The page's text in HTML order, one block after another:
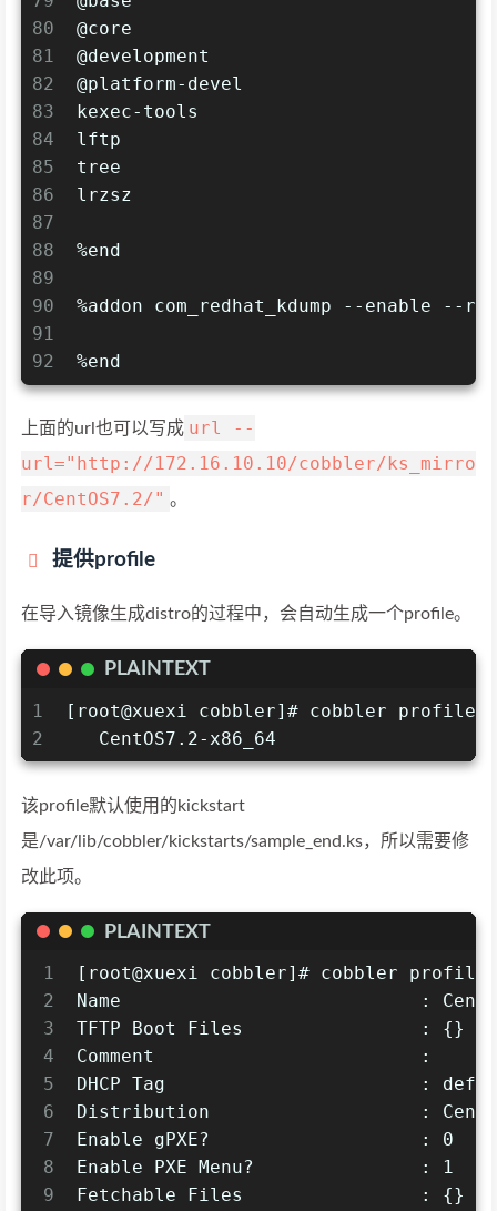
80
81
82
83
84
85
86
87
88
89
90
91
92
@core
@development
@platform-devel
kexec-tools
lftp
tree
lrzsz
%end
%addon com_redhat_kdump --enable --
%end
上面的url也可以写成 url --
url="http://172.16.10.10/cobbler/ks_mirro
r/CentOS7.2/" 。
提供profile
在导入镜像生成distro的过程中，会自动生成一个profile。
PLAINTEXT
1
2
[root@xuexi cobbler]# cobbler profile
   CentOS7.2-x86_64
该profile默认使用的kickstart
是/var/lib/cobbler/kickstarts/sample_end.ks，所以需要修
改此项。
PLAINTEXT
1
2
3
4
5
6
7
8
9
[root@xuexi cobbler]# cobbler profile
Name                           :
TFTP Boot Files                : {}
Comment                        :
DHCP Tag                       :
Distribution                   :
Enable gPXE?                   : 0
Enable PXE Menu?               : 1
Fetchable Files                : {}